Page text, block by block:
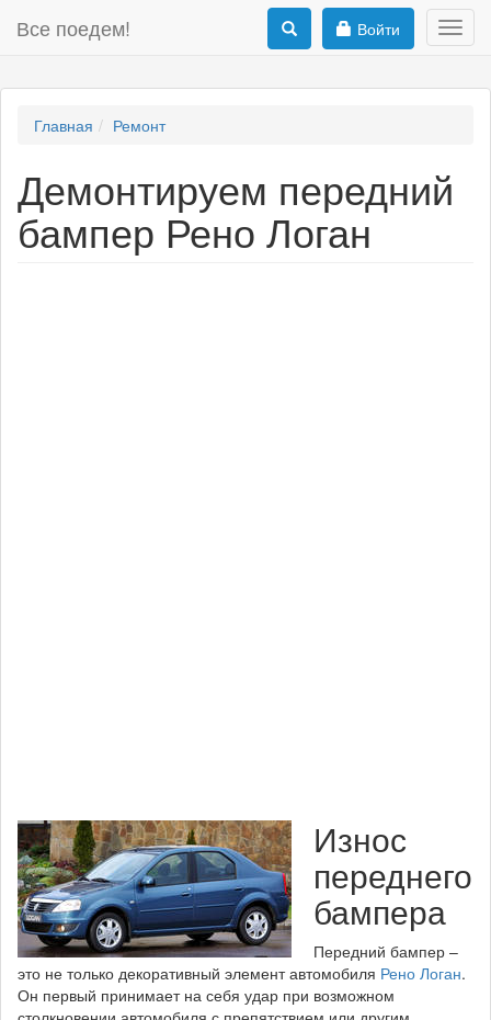
Все поедем! Войти
Главная Ремонт
Демонтируем передний
бампер Рено Логан
Износ
переднего
бампера
Передний бампер –
это не только декоративный элемент автомобиля Рено Логан.
Он первый принимает на себя удар при возможном